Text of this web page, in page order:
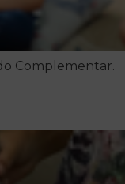
Complementar.